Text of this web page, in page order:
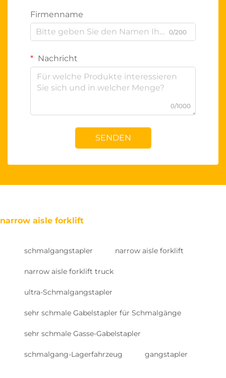
Firmenname
0/200
Nachricht
0/1000
SENDEN
narrow aisle forklift
schmalgangstapler narrow aisle forklift
narrow aisle forklift truck
ultra-Schmalgangstapler
sehr schmale Gabelstapler für Schmalgänge
sehr schmale Gasse-Gabelstapler
schmalgang-Lagerfahrzeug gangstapler